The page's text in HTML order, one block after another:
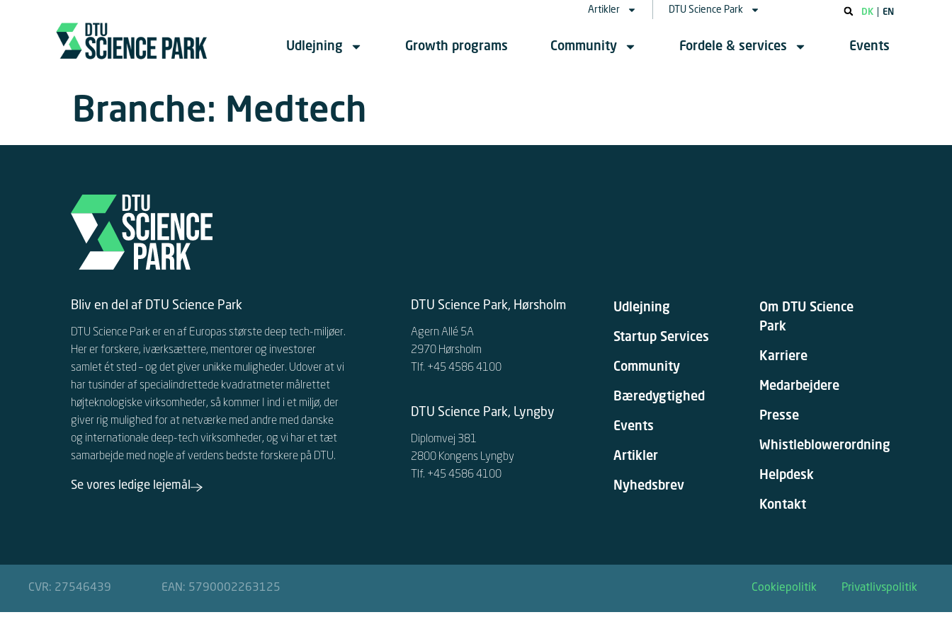
Artikler DTU Science Park DK EN
Udlejning Growth programs Community Fordele & services Events
Branche: Medtech
Bliv en del af DTU Science Park
DTU Science Park er en af Europas største deep tech-miljøer.
Her er forskere, iværksættere, mentorer og investorer
samlet ét sted – og det giver unikke muligheder. Udover at vi
har tusinder af specialindrettede kvadratmeter målrettet
højteknologiske virksomheder, så kommer I ind i et miljø, der
giver rig mulighed for at netværke med andre med danske
og internationaledeep-tech virksomheder, og vi har et tæt
samarbejde med nogle af verdens bedste forskere på DTU.
Se vores ledige lejemål
DTU Science Park, Hørsholm
Agern Allé 5A
2970 Hørsholm
Tlf. +45 4586 4100
DTU Science Park, Lyngby
Diplomvej 381
2800 Kongens Lyngby
Tlf. +45 4586 4100
Udlejning
Startup Services
Community
Bæredygtighed
Events
Artikler
Nyhedsbrev
Om DTU Science
Park
Karriere
Medarbejdere
Presse
Whistleblowerordning
Helpdesk
Kontakt
CVR: 27546439 EAN: 5790002263125 Cookiepolitik Privatlivspolitik